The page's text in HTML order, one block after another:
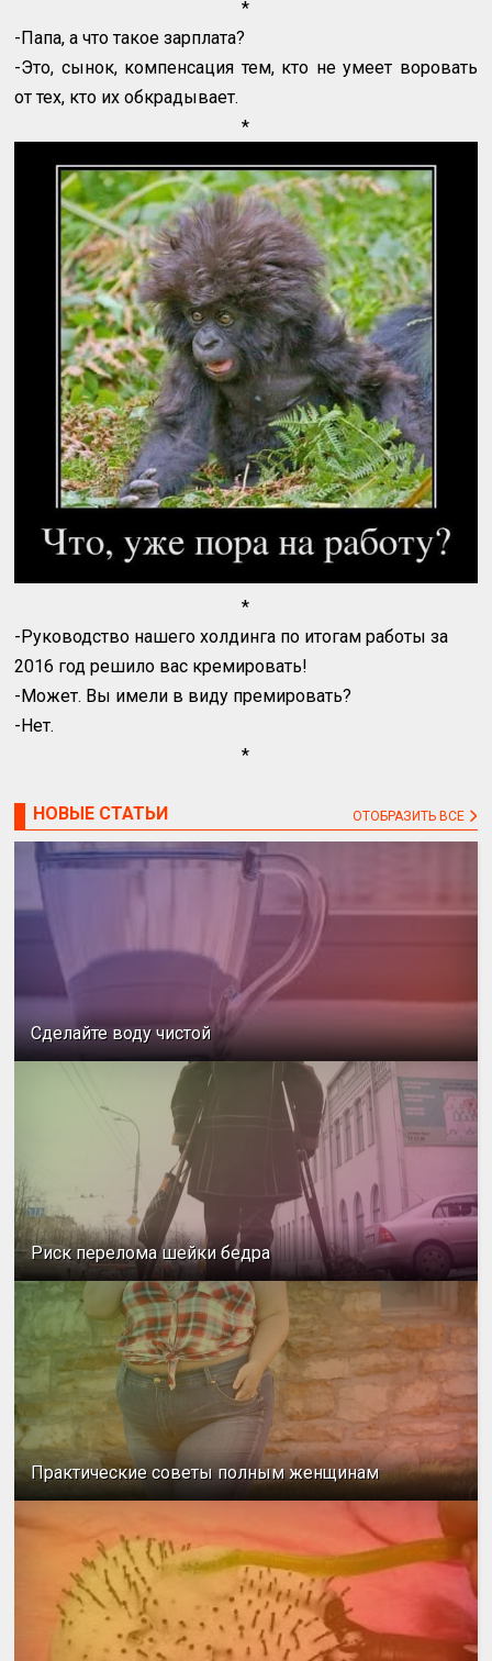
*
-Папа, а что такое зарплата?
-Это, сынок, компенсация тем, кто не умеет воровать
от тех, кто их обкрадывает.
*
*
-Руководство нашего холдинга по итогам работы за
2016 год решило вас кремировать!
-Может. Вы имели в виду премировать?
-Нет.
*
НОВЫЕ СТАТЬИ ОТОБРАЗИТЬ ВСЕ
Сделайте воду чистой
Риск перелома шейки бедра
Практические советы полным женщинам